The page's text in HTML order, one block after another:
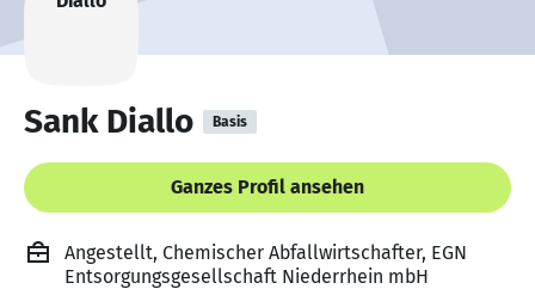
Sank Diallo Basis
Ganzes Profil ansehen
Angestellt, Chemischer Abfallwirtschafter, EGN
Entsorgungsgesellschaft Niederrhein mbH